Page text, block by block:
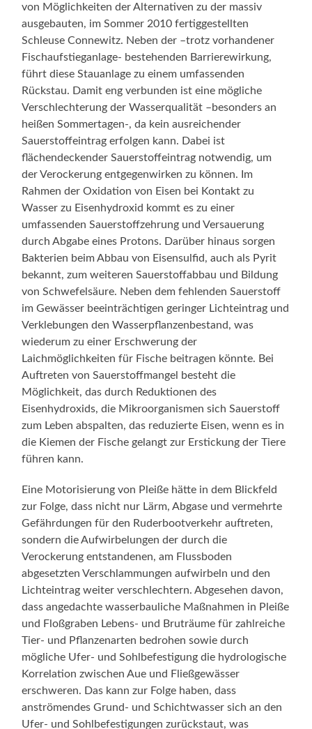
von Möglichkeiten der Alternativen zu der massiv
ausgebauten, im Sommer 2010 fertiggestellten
Schleuse Connewitz. Neben der –trotz vorhandener
Fischaufstieganlage- bestehenden Barrierewirkung,
führt diese Stauanlage zu einem umfassenden
Rückstau. Damit eng verbunden ist eine mögliche
Verschlechterung der Wasserqualität –besonders an
heißen Sommertagen-, da kein ausreichender
Sauerstoffeintrag erfolgen kann. Dabei ist
flächendeckender Sauerstoffeintrag notwendig, um
der Verockerung entgegenwirken zu können. Im
Rahmen der Oxidation von Eisen bei Kontakt zu
Wasser zu Eisenhydroxid kommt es zu einer
umfassenden Sauerstoffzehrung und Versauerung
durch Abgabe eines Protons. Darüber hinaus sorgen
Bakterien beim Abbau von Eisensulfid, auch als Pyrit
bekannt, zum weiteren Sauerstoffabbau und Bildung
von Schwefelsäure. Neben dem fehlenden Sauerstoff
im Gewässer beeinträchtigen geringer Lichteintrag und
Verklebungen den Wasserpflanzenbestand, was
wiederum zu einer Erschwerung der
Laichmöglichkeiten für Fische beitragen könnte. Bei
Auftreten von Sauerstoffmangel besteht die
Möglichkeit, das durch Reduktionen des
Eisenhydroxids, die Mikroorganismen sich Sauerstoff
zum Leben abspalten, das reduzierte Eisen, wenn es in
die Kiemen der Fische gelangt zur Erstickung der Tiere
führen kann.
Eine Motorisierung von Pleiße hätte in dem Blickfeld
zur Folge, dass nicht nur Lärm, Abgase und vermehrte
Gefährdungen für den Ruderbootverkehr auftreten,
sondern die Aufwirbelungen der durch die
Verockerung entstandenen, am Flussboden
abgesetzten Verschlammungen aufwirbeln und den
Lichteintrag weiter verschlechtern. Abgesehen davon,
dass angedachte wasserbauliche Maßnahmen in Pleiße
und Floßgraben Lebens- und Bruträume für zahlreiche
Tier- und Pflanzenarten bedrohen sowie durch
mögliche Ufer- und Sohlbefestigung die hydrologische
Korrelation zwischen Aue und Fließgewässer
erschweren. Das kann zur Folge haben, dass
anströmendes Grund- und Schichtwasser sich an den
Ufer- und Sohlbefestigungen zurückstaut, was